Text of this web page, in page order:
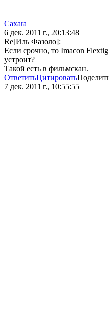
Caxara
6 дек. 2011 г., 20:13:48
Re[Иль Фазоло]:
Если срочно, то Imacon
устроит?
Такой есть в фильмскан.
ОтветитьЦитировать
7 дек. 2011 г., 10:55:55